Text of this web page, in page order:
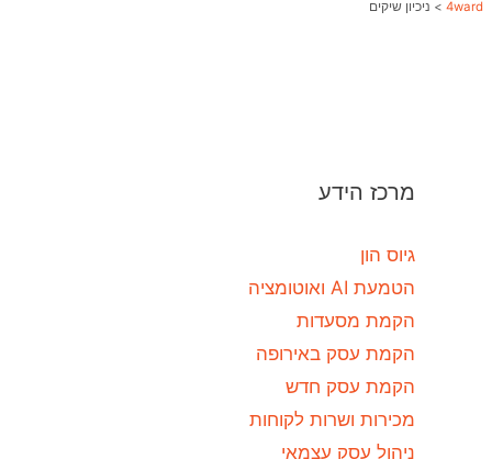
4ward
> ניכיון שיקים
מרכז הידע
גיוס הון
הטמעת AI ואוטומציה
הקמת מסעדות
הקמת עסק באירופה
הקמת עסק חדש
מכירות ושרות לקוחות
ניהול עסק עצמאי